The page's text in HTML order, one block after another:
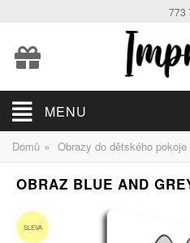
773
MENU
Domů » Obrazy do dětského pokoje
OBRAZ BLUE AND
SLEVA